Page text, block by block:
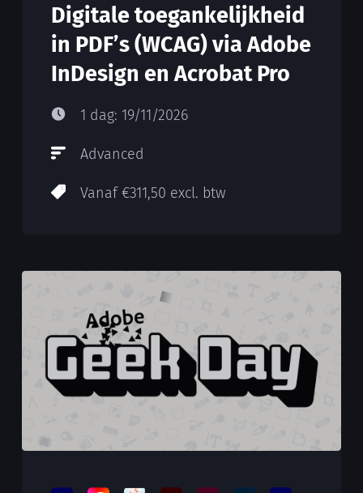
Digitale toegankelijkheid
in PDF’s (WCAG) via Adobe
InDesign en Acrobat Pro
1 dag: 19/11/2026
Advanced
Vanaf €311,50 excl. btw